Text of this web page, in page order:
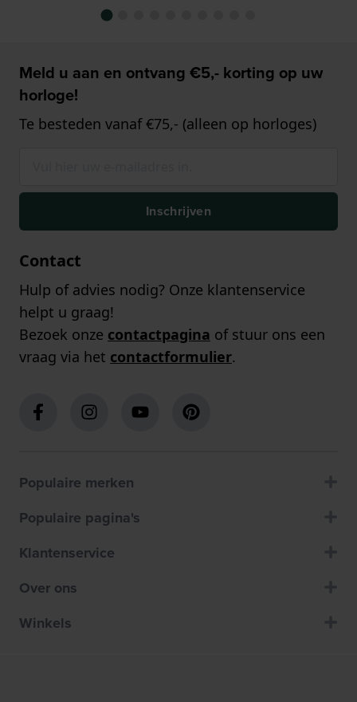
Meld u aan en ontvang €5,- korting op uw
horloge!
Te besteden vanaf €75,- (alleen op horloges)
Inschrijven
Contact
Hulp of advies nodig? Onze klantenservice
helpt u graag!
Bezoek onze contactpagina of stuur ons een
vraag via het contactformulier.
Populaire merken
Populaire pagina's
Klantenservice
Over ons
Winkels